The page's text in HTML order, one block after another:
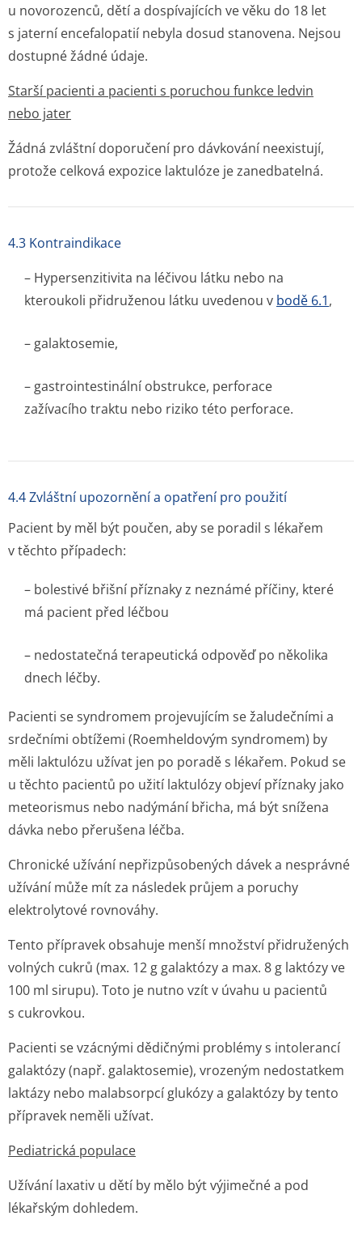
u novorozenců, dětí a dospívajících ve věku do 18 let
s jaterní encefalopatií nebyla dosud stanovena. Nejsou
dostupné žádné údaje.
Starší pacienti a pacienti s poruchou funkce ledvin
nebo jater
Žádná zvláštní doporučení pro dávkování neexistují,
protože celková expozice laktulóze je zanedbatelná.
4.3 Kontraindikace
– Hypersenzitivita na léčivou látku nebo na
kteroukoli přidruženou látku uvedenou v bodě 6.1,
– galaktosemie,
– gastrointestinální obstrukce, perforace
zažívacího traktu nebo riziko této perforace.
4.4 Zvláštní upozornění a opatření pro použití
Pacient by měl být poučen, aby se poradil s lékařem
v těchto případech:
– bolestivé břišní příznaky z neznámé příčiny, které
má pacient před léčbou
– nedostatečná terapeutická odpověď po několika
dnech léčby.
Pacienti se syndromem projevujícím se žaludečními a
srdečními obtížemi (Roemheldovým syndromem) by
měli laktulózu užívat jen po poradě s lékařem. Pokud se
u těchto pacientů po užití laktulózy objeví příznaky jako
meteorismus nebo nadýmání břicha, má být snížena
dávka nebo přerušena léčba.
Chronické užívání nepřizpůsobených dávek a nesprávné
užívání může mít za následek průjem a poruchy
elektrolytové rovnováhy.
Tento přípravek obsahuje menší množství přidružených
volných cukrů (max. 12 g galaktózy a max. 8 g laktózy ve
100 ml sirupu). Toto je nutno vzít v úvahu u pacientů
s cukrovkou.
Pacienti se vzácnými dědičnými problémy s intolerancí
galaktózy (např. galaktosemie), vrozeným nedostatkem
laktázy nebo malabsorpcí glukózy a galaktózy by tento
přípravek neměli užívat.
Pediatrická populace
Užívání laxativ u dětí by mělo být výjimečné a pod
lékařským dohledem.